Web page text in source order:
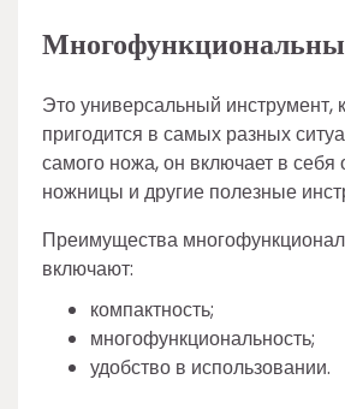
Это универсальный инструмент,
пригодится в самых разных
самого ножа, он включает в себя
ножницы и другие полезные
Преимущества
включают:
компактность;
многофункциональность;
удобство в использовании.